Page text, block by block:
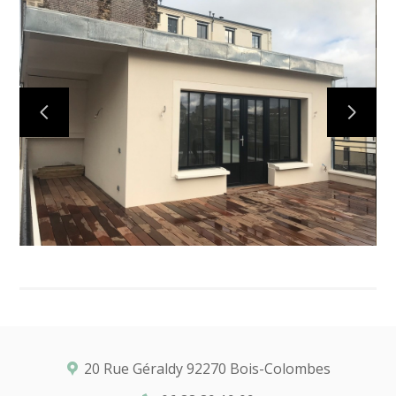
ACCUEIL
L'AGENCE
PROJETS
PRESTATIONS
E-CETINTERIEUR
ON EN PARLE
CONTACT
20 Rue Géraldy 92270 Bois-Colombes